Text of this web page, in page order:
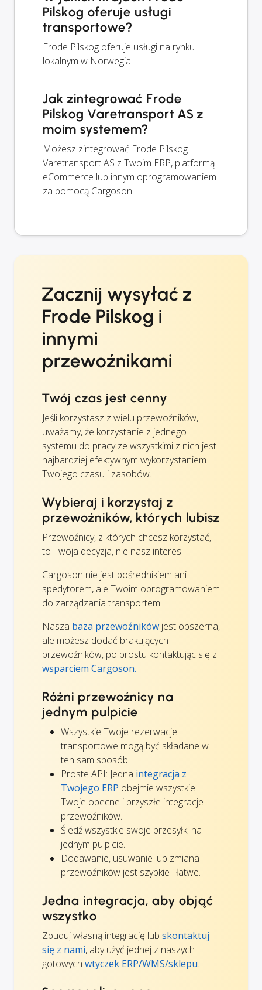
Pilskog oferuje usługi
transportowe?
Frode Pilskog oferuje usługi na rynku
lokalnym w Norwegia.
Jak zintegrować Frode
Pilskog Varetransport AS z
moim systemem?
Możesz zintegrować Frode Pilskog
Varetransport AS z Twoim ERP, platformą
eCommerce lub innym oprogramowaniem
za pomocą Cargoson.
Zacznij wysyłać z
Frode Pilskog i
innymi
przewoźnikami
Twój czas jest cenny
Jeśli korzystasz z wielu przewoźników,
uważamy, że korzystanie z jednego
systemu do pracy ze wszystkimi z nich jest
najbardziej efektywnym wykorzystaniem
Twojego czasu i zasobów.
Wybieraj i korzystaj z
przewoźników, których lubisz
Przewoźnicy, z których chcesz korzystać,
to Twoja decyzja, nie nasz interes.
Cargoson nie jest pośrednikiem ani
spedytorem, ale Twoim oprogramowaniem
do zarządzania transportem.
Nasza baza przewoźników jest obszerna,
ale możesz dodać brakujących
przewoźników, po prostu kontaktując się z
wsparciem Cargoson.
Różni przewoźnicy na
jednym pulpicie
Wszystkie Twoje rezerwacje
transportowe mogą być składane w
ten sam sposób.
Proste API: Jedna integracja z
Twojego ERP obejmie wszystkie
Twoje obecne i przyszłe integracje
przewoźników.
Śledź wszystkie swoje przesyłki na
jednym pulpicie.
Dodawanie, usuwanie lub zmiana
przewoźników jest szybkie i łatwe.
Jedna integracja, aby objąć
wszystko
Zbuduj własną integrację lub skontaktuj
się z nami, aby użyć jednej z naszych
gotowych wtyczek ERP/WMS/sklepu.